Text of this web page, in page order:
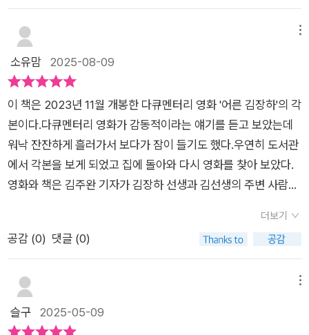
드시 봐야 할 다큐멘터리”. 이는 보는 자에게 아무 말을 하지 않지
만, 실천으로 본보기가 되어 가치를 깨닫게 한다. 이 책은 단순히
김장하 선생의 말과 삶을 정리한 것이 아니다. 그것은 ‘존재 방식
의 기록’이며, 우리 시대의 어른을 기억하는 방식이다. “고마워하
지 말고, 이 사회에 갚아라.” 울림이 있는 이 한 문장을 마음에 품
는 이라면, 이 책은 오래도록 곁에 둘 가치가 있다. 책은 한 사람
의 삶을 담고 있지만, 결국 이것은 우리 사회가 지향해야 할 마음
을 담고 있다. 우리는, 그가 어떤 어른이었는지를 오래 기억하게
될 것이다. 당신은 어떤 사람이 될 것인가?
소유맘 2025-08-09
이 책은 2023년 11월 개봉한 다큐멘터리 영화 '어른 김장하'의 각
본이다.다큐멘터리 영화가 감동적이라는 얘기를 듣고 보았는데
워낙 잔잔하게 흘러가서 보다가 잠이 들기도 했다.우연히 도서관
에서 각본을 보게 되었고 집에 돌아와 다시 영화를 찾아 보았다.
영화와 책은 김주완 기자가 김장하 선생과 김선생의 주변 사람들
사람으로서 나쁜 사람을 찾아내서 고발하는 그런 것도 기자의 중
요한 역할이긴 하지만 또 좋은 분을 찾아내서 널리 알리는 이것도
좀 더 나은 세상을 만드는데 유용한 방법일 수도 있겠다......자본
주의와는 거리가 먼 분...... 늘 자전거를 타고 다니시고 학교 이사
장 재직 당시 모의고사 끝나면 선생님들 소갈빗집에서 회식시켜
주시고 절대로 학부모에게 손벌리지 말라고 하시는 분......뉴스를
더보기
공감 (0) 댓글 (0)
슬구 2025-05-09